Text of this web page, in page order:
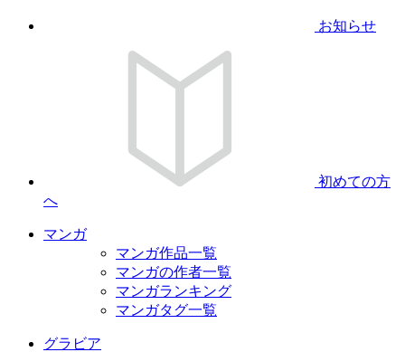
お知らせ
初めての方
へ
マンガ
マンガ作品一覧
マンガの作者一覧
マンガランキング
マンガタグ一覧
グラビア